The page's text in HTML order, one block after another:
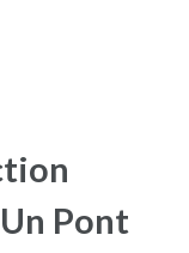
Pont